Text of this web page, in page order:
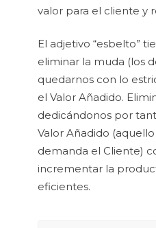
valor para el cliente y
El adjetivo “esbelto”
eliminar la muda (los
quedarnos con lo
el Valor Añadido.
dedicándonos por
Valor Añadido
demanda el Cliente)
incrementar la
eficientes.